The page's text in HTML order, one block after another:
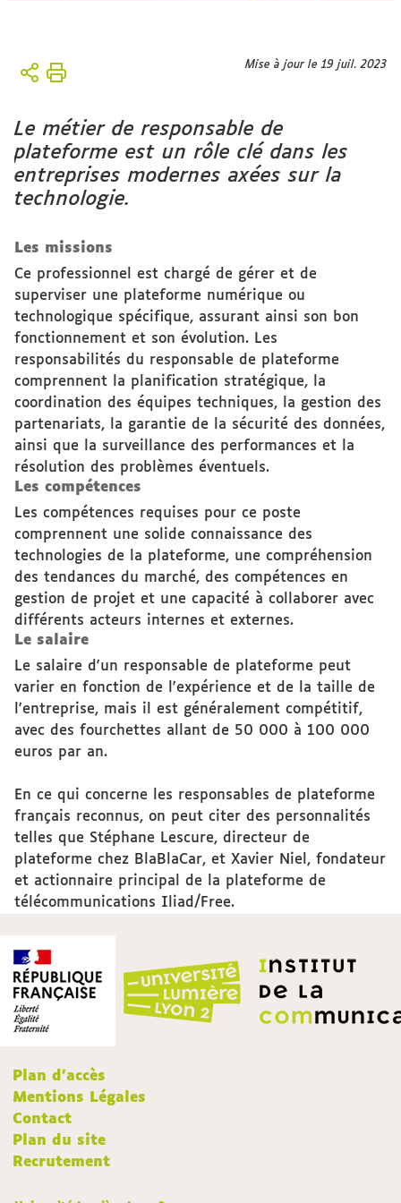
Vous
Accueil Mise à jour le 19 juil. 2023
Le métier de responsable de
plateforme est un rôle clé dans les
entreprises modernes axées sur la
technologie.
Les missions
Ce professionnel est chargé de gérer et de
superviser une plateforme numérique ou
technologique spécifique, assurant ainsi son bon
fonctionnement et son évolution. Les
responsabilités du responsable de plateforme
comprennent la planification stratégique, la
coordination des équipes techniques, la gestion des
partenariats, la garantie de la sécurité des données,
ainsi que la surveillance des performances et la
résolution des problèmes éventuels.
Les compétences
Les compétences requises pour ce poste
comprennent une solide connaissance des
technologies de la plateforme, une compréhension
des tendances du marché, des compétences en
gestion de projet et une capacité à collaborer avec
différents acteurs internes et externes.
Le salaire
Le salaire d'un responsable de plateforme peut
varier en fonction de l'expérience et de la taille de
l'entreprise, mais il est généralement compétitif,
avec des fourchettes allant de 50 000 à 100 000
euros par an.
En ce qui concerne les responsables de plateforme
français reconnus, on peut citer des personnalités
telles que Stéphane Lescure, directeur de
plateforme chez BlaBlaCar, et Xavier Niel, fondateur
et actionnaire principal de la plateforme de
télécommunications Iliad/Free.
Plan d'accès
Mentions Légales
Contact
Plan du site
Recrutement